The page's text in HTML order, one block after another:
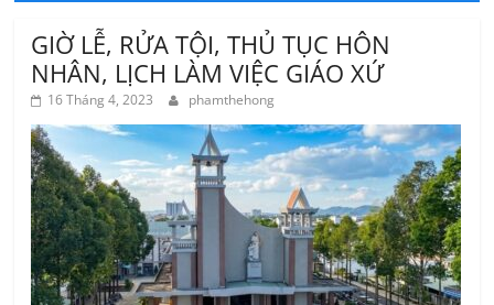
GIỜ LỄ, RỬA TỘI, THỦ TỤC HÔN
NHÂN, LỊCH LÀM VIỆC GIÁO XỨ
16 Tháng 4, 2023 phamthehong